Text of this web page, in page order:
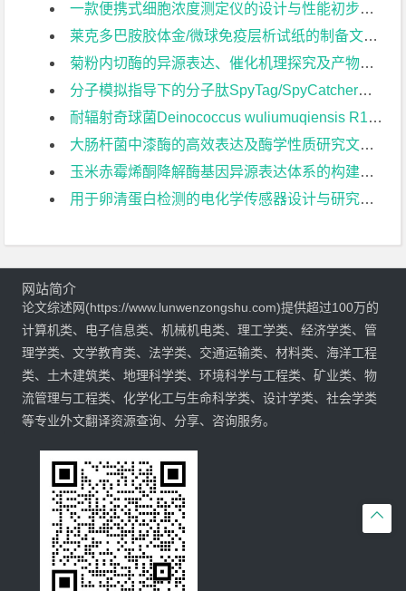
一款便携式细胞浓度测定仪的设计与性能初步测试文献综述
莱克多巴胺胶体金/微球免疫层析试纸的制备文献综述
菊粉内切酶的异源表达、催化机理探究及产物特异性改造文献综述
分子模拟指导下的分子肽SpyTag/SpyCatcher连接效率提升改造文献综述
耐辐射奇球菌Deinococcus wuliumuqiensis R12中DNA结合蛋白Dps的功能研究文献综述
大肠杆菌中漆酶的高效表达及酶学性质研究文献综述
玉米赤霉烯酮降解酶基因异源表达体系的构建及优化文献综述
用于卵清蛋白检测的电化学传感器设计与研究文献综述

网站简介
论文综述网(https://www.lunwenzongshu.com)提供超过100万的
计算机类、电子信息类、机械机电类、理工学类、经济学类、管
理学类、文学教育类、法学类、交通运输类、材料类、海洋工程
类、土木建筑类、地理科学类、环境科学与工程类、矿业类、物
流管理与工程类、化学化工与生命科学类、设计学类、社会学类
等专业外文翻译资源查询、分享、咨询服务。